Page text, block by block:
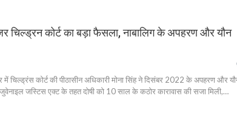
कोर्ट का बड़ा फैसला, नाबालिग के अपहरण और यौन
कोर्ट की पीठासीन अधिकारी मोना सिंह ने दिसंबर 2022 के अपहरण और
जस्टिस एक्ट के तहत दोषी को 10 साल के कठोर कारावास की सजा मिली,…